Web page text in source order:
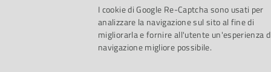
scrivendo
I cookie di Google Re-Captcha sono usati per
analizzare la navigazione sul sito al fine di
migliorarla e fornire all'utente un'esperienza
navigazione migliore possibile.